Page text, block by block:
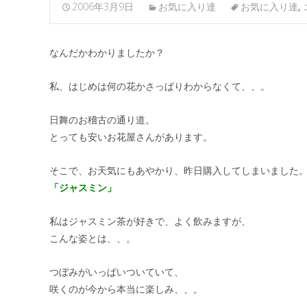
2006年3月9日 お気に入り達 お気に入り達,
なんだかわかりましたか？
私、はじめは何の花かさっぱりわからなくて、、。
日舞のお稽古の通り道。
とっても安いお花屋さんがあります。
そこで、お天気にもあやかり、昨日購入してしまいました。
「ジャスミン」
私はジャスミン茶が好きで、よく飲みますが、
こんな姿とは、、。
つぼみがいっぱいついていて、
咲くのが今から本当に楽しみ、、。